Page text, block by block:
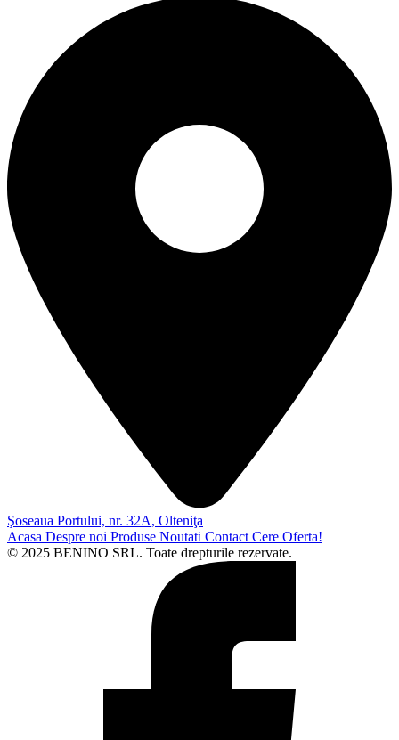
Şoseaua Portului, nr. 32A, Olteniţa
Acasa Despre noi Produse Noutati Contact Cere Oferta!
© 2025 BENINO SRL. Toate drepturile rezervate.